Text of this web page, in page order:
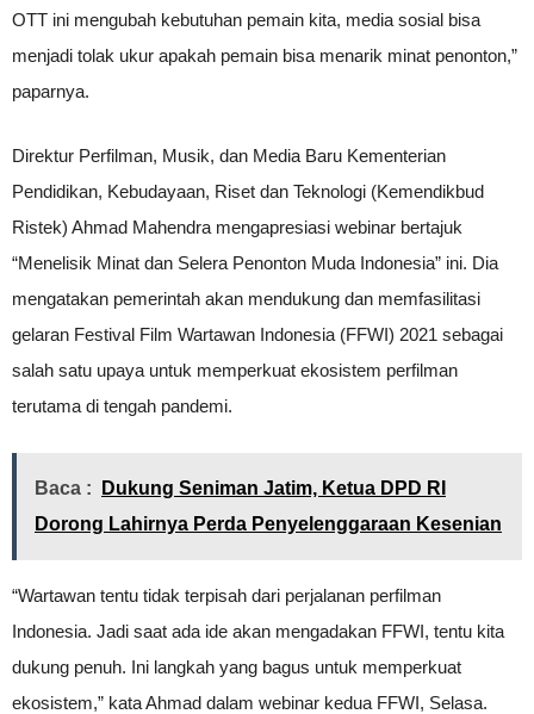
OTT ini mengubah kebutuhan pemain kita, media sosial bisa
menjadi tolak ukur apakah pemain bisa menarik minat penonton,”
paparnya.
Direktur Perfilman, Musik, dan Media Baru Kementerian
Pendidikan, Kebudayaan, Riset dan Teknologi (Kemendikbud
Ristek) Ahmad Mahendra mengapresiasi webinar bertajuk
“Menelisik Minat dan Selera Penonton Muda Indonesia” ini. Dia
mengatakan pemerintah akan mendukung dan memfasilitasi
gelaran Festival Film Wartawan Indonesia (FFWI) 2021 sebagai
salah satu upaya untuk memperkuat ekosistem perfilman
terutama di tengah pandemi.
Baca :
Dukung Seniman Jatim, Ketua DPD RI
Dorong Lahirnya Perda Penyelenggaraan Kesenian
“Wartawan tentu tidak terpisah dari perjalanan perfilman
Indonesia. Jadi saat ada ide akan mengadakan FFWI, tentu kita
dukung penuh. Ini langkah yang bagus untuk memperkuat
ekosistem,” kata Ahmad dalam webinar kedua FFWI, Selasa.